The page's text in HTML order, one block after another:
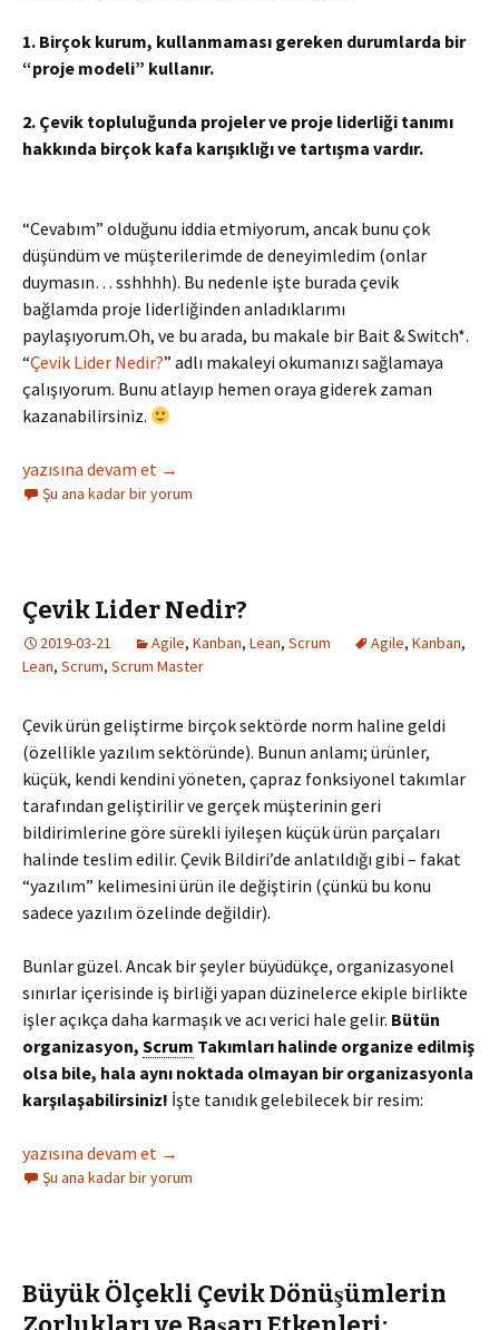
1. Birçok kurum, kullanmaması gereken durumlarda bir
“proje modeli” kullanır.
2. Çevik topluluğunda projeler ve proje liderliği tanımı
hakkında birçok kafa karışıklığı ve tartışma vardır.
“Cevabım” olduğunu iddia etmiyorum, ancak bunu çok
düşündüm ve müşterilerimde de deneyimledim (onlar
duymasın… sshhhh). Bu nedenle işte burada çevik
bağlamda proje liderliğinden anladıklarımı
paylaşıyorum.Oh, ve bu arada, bu makale bir Bait & Switch*.
“Çevik Lider Nedir?” adlı makaleyi okumanızı sağlamaya
çalışıyorum. Bunu atlayıp hemen oraya giderek zaman
kazanabilirsiniz.
Çevik Proje Lideri Nedir?
yazısına devam et →
Şu ana kadar bir yorum
Çevik Lider Nedir?
2019-03-21 Agile, Kanban, Lean, Scrum Agile, Kanban,
Lean, Scrum, Scrum Master
Çevik ürün geliştirme birçok sektörde norm haline geldi
(özellikle yazılım sektöründe). Bunun anlamı; ürünler,
küçük, kendi kendini yöneten, çapraz fonksiyonel takımlar
tarafından geliştirilir ve gerçek müşterinin geri
bildirimlerine göre sürekli iyileşen küçük ürün parçaları
halinde teslim edilir. Çevik Bildiri’de anlatıldığı gibi – fakat
“yazılım” kelimesini ürün ile değiştirin (çünkü bu konu
sadece yazılım özelinde değildir).
Bunlar güzel. Ancak bir şeyler büyüdükçe, organizasyonel
sınırlar içerisinde iş birliği yapan düzinelerce ekiple birlikte
işler açıkça daha karmaşık ve acı verici hale gelir. Bütün
organizasyon, Scrum Takımları halinde organize edilmiş
olsa bile, hala aynı noktada olmayan bir organizasyonla
karşılaşabilirsiniz! İşte tanıdık gelebilecek bir resim:
Çevik Lider Nedir?
yazısına devam et →
Şu ana kadar bir yorum
Büyük Ölçekli Çevik Dönüşümlerin